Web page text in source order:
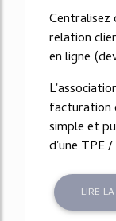
Centralisez
relation
en ligne
facturation
simple et
d'une TPE
LIRE